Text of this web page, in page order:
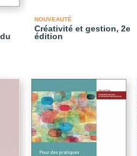
NOUVEAUTÉ
Créativité et gestion, 2e
édition